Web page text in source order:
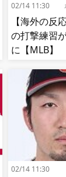
02/14 11:30
【海外の反
の打撃練習
に【MLB】
02/14 11:30